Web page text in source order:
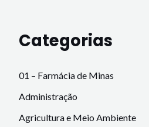
Categorias
01 – Farmácia de Minas
Administração
Agricultura e Meio Ambiente